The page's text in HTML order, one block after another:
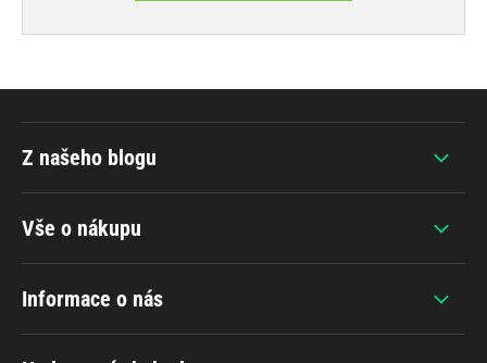
Vše o nákupu
Informace o nás
Z našeho blogu